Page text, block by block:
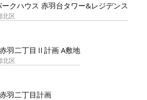
クハウス 赤羽台タワー&レジデンス
北区
羽二丁目Ⅱ計画 A敷地
北区
羽二丁目計画